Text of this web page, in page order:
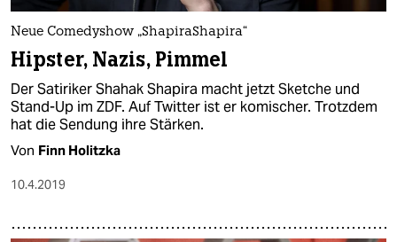
Neue Comedyshow „ShapiraShapira“
Hipster, Nazis, Pimmel
Der Satiriker Shahak Shapira macht jetzt Sketche und
Stand-Up im ZDF. Auf Twitter ist er komischer. Trotzdem
hat die Sendung ihre Stärken.
Von Finn Holitzka
10.4.2019